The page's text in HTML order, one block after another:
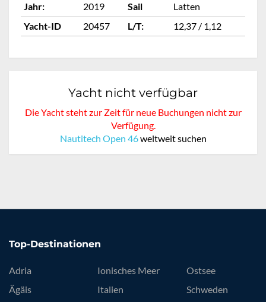
Jahr:
2019 Sail
Latten
Yacht-ID
20457 L/T: 12,37 / 1,12
Yacht nicht verfügbar
Die Yacht steht zur Zeit für neue Buchungen nicht zur
Verfügung.
Nautitech Open 46weltweit suchen
Top-Destinationen
Adria
Ägäis
Ionisches Meer
Italien
Ostsee
Schweden